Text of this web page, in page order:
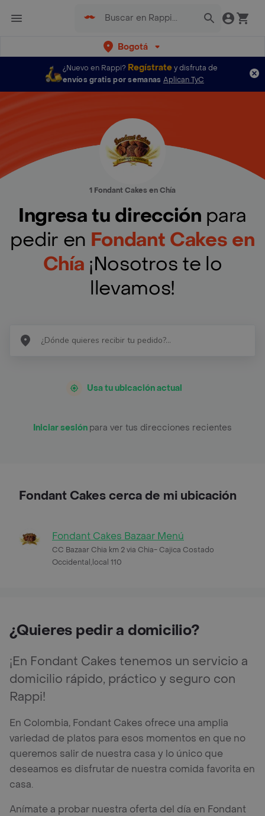
Bogotá
¿Nuevo en Rappi? Regístratey disfruta de
envíos gratis por semanas Aplican TyC
1 Fondant Cakes en Chía
Ingresa tu dirección para
pedir en Fondant Cakes en
Chía ¡Nosotros te lo
llevamos!
Usa tu ubicación actual
Iniciar sesión para ver tus direcciones recientes
Fondant Cakes cerca de mi ubicación
Fondant Cakes Bazaar Menú
CC Bazaar Chia km 2 via Chia- Cajica Costado
Occidental,local 110
¿Quieres pedir a domicilio?
¡En Fondant Cakes tenemos un servicio a
domicilio rápido, práctico y seguro con
Rappi!
En Colombia, Fondant Cakes ofrece una amplia
variedad de platos para esos momentos en que no
queremos salir de nuestra casa y lo único que
deseamos es disfrutar de nuestra comida favorita en
casa.
Anímate a probar nuestra oferta del día en Fondant